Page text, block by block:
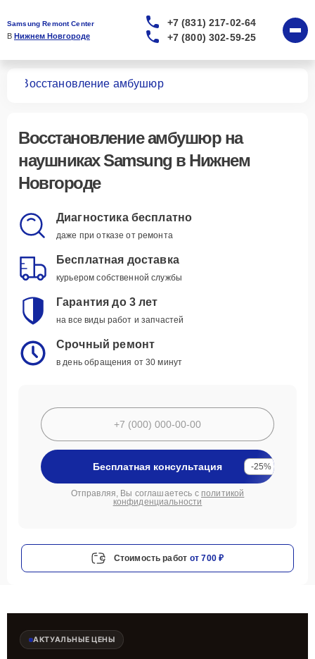
Samsung Remont Center
В Нижнем Новгороде
+7 (831) 217-02-64
+7 (800) 302-59-25
Восстановление амбушюр
Восстановление амбушюрна
наушниках Samsung в Нижнем
Новгороде
Диагностика бесплатно
даже при отказе от ремонта
Бесплатная доставка
курьером собственной службы
Гарантия до 3 лет
на все виды работ и запчастей
Срочный ремонт
в день обращения от 30 минут
Бесплатная консультация -25%
Отправляя, Вы соглашаетесь с политикой
конфиденциальности
Стоимость работ от 700 ₽
АКТУАЛЬНЫЕ ЦЕНЫ